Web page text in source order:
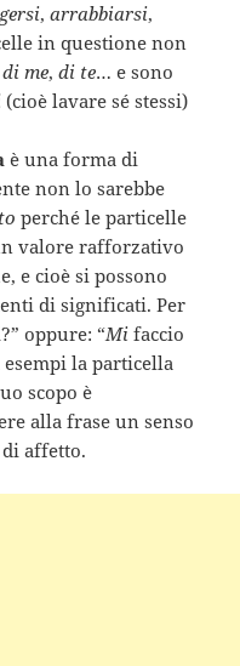
,arrabbiarsi,
in questione non
di me,di te… e sono
(cioè lavare sé stessi)
è una forma di
non lo sarebbe
perché le particelle
valore rafforzativo
e cioè si possono
di significati. Per
oppure: “Mi faccio
la particella
scopo è
alla frase un senso
affetto.